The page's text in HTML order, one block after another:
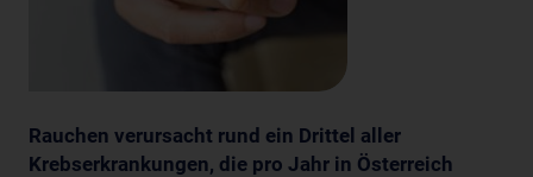
Rauchen verursacht rund ein Drittel aller
Krebserkrankungen, die pro Jahr in Österreich